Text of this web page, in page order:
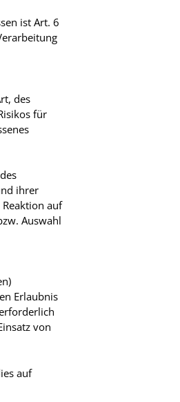
ist Art. 6
des
für
ihrer
auf
Auswahl
Erlaubnis
von
auf